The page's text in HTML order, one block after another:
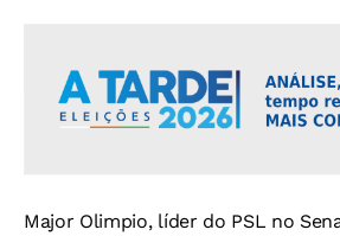
Major Olimpio, líder do PSL no